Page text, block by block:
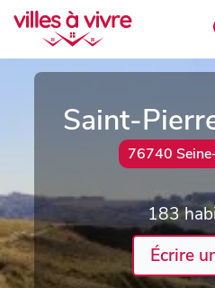
Saint-
76740
183
Écrire